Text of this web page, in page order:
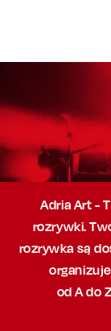
Adria Art -
rozrywki.
rozrywka są
od A do